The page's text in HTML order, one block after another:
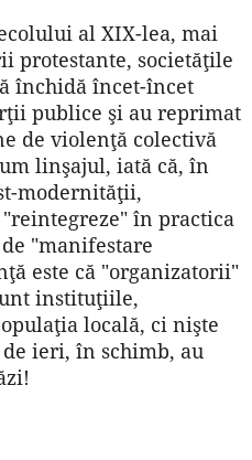
al XIX-lea, mai
protestante, societăţile
închidă încet-încet
publice şi au reprimat
de violenţă colectivă
linşajul, iată că, în
modernităţii,
în practica
"manifestare
este că "organizatorii"
instituţiile,
locală, ci nişte
ieri, în schimb, au